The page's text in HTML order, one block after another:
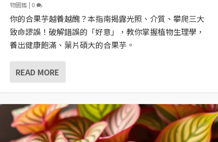
物圖鑑 | 0
你的合果芋越養越醜？本指南揭露光照、介質、攀爬三大
致命謬誤！破解錯誤的「好意」，教你掌握植物生理學，
養出健康飽滿、葉片碩大的合果芋。
READ MORE